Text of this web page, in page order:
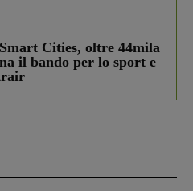
Cities, oltre 44mila
il bando per lo sport e